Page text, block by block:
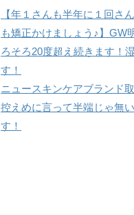
【年１さんも半年に１回さ
も矯正かけましょう♪】GW
ろそろ20度超え続きます！
す！
ニュースキンケアブランド
控えめに言って半端じゃ無
す！